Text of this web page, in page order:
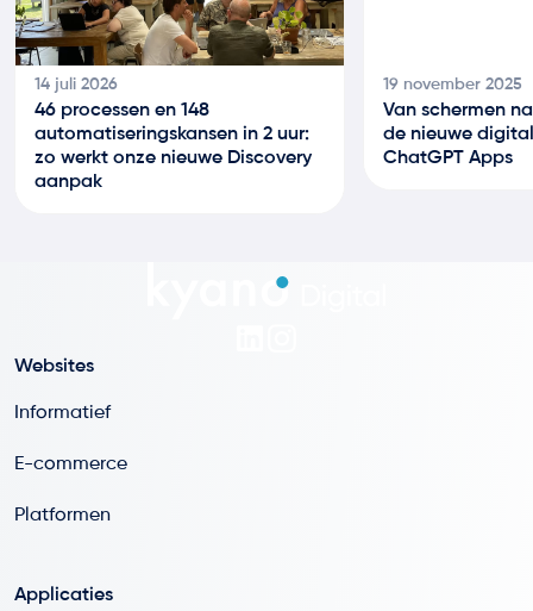
14 juli 2026
46 processen en 148
automatiseringskansen in 2 uur:
zo werkt onze nieuwe Discovery
aanpak
19 november 2025
Van schermen
de nieuwe
ChatGPT Apps
Websites
Informatief
E-commerce
Platformen
Applicaties